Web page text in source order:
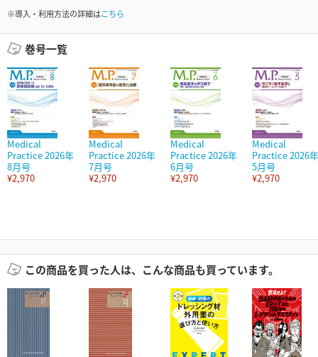
※導入・利用方法の詳細はこちら
巻号一覧
Medical
Practice 2026年
8月号
¥2,970
Medical
Practice 2026年
7月号
¥2,970
Medical
Practice 2026年
6月号
¥2,970
Medical
Practice 2026年
5月号
¥2,970
この商品を買った人は、こんな商品も買っています。